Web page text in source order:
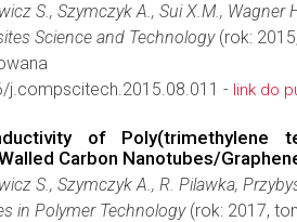
S., Szymczyk A., Sui X.M., Wagner
Science and Technology(rok:
j.compscitech.2015.08.011 - link do
of Poly(trimethylene
Carbon Nanotubes/
S., Szymczyk A., R. Pilawka,
in Polymer Technology(rok: 2017,